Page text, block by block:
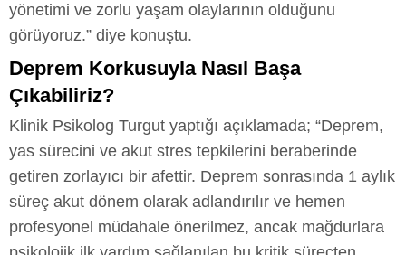
yönetimi ve zorlu yaşam olaylarının olduğunu
görüyoruz.” diye konuştu.
Deprem Korkusuyla Nasıl Başa
Çıkabiliriz?
Klinik Psikolog Turgut yaptığı açıklamada; “Deprem,
yas sürecini ve akut stres tepkilerini beraberinde
getiren zorlayıcı bir afettir. Deprem sonrasında 1 aylık
süreç akut dönem olarak adlandırılır ve hemen
profesyonel müdahale önerilmez, ancak mağdurlara